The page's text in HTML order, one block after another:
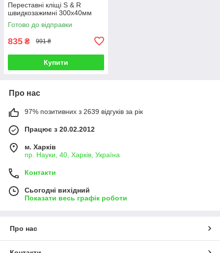
Переставні кліщі S & R
швидкозажимні 300х40мм
Готово до відправки
835 ₴ 991 ₴
Купити
Про нас
97% позитивних з 2639 відгуків за рік
Працює з 20.02.2012
м. Харків
пр. Науки, 40, Харків, Україна
Контакти
Сьогодні вихідний
Показати весь графік роботи
Про нас